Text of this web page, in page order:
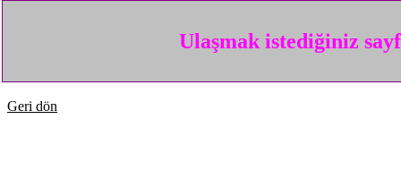
Ulaşmak istediğiniz
Geri dön